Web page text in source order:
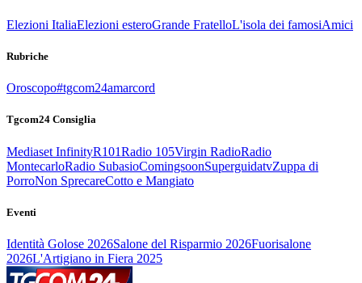
Elezioni ItaliaElezioni esteroGrande FratelloL'isola dei famosiAmici
Rubriche
Oroscopo#tgcom24amarcord
Tgcom24 Consiglia
Mediaset InfinityR101Radio 105Virgin RadioRadio
MontecarloRadio SubasioComingsoonSuperguidatvZuppa di
PorroNon SprecareCotto e Mangiato
Eventi
Identità Golose 2026Salone del Risparmio 2026Fuorisalone
2026L'Artigiano in Fiera 2025